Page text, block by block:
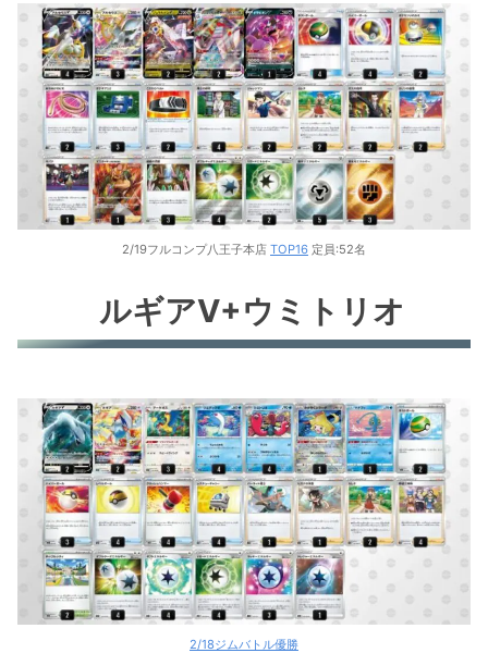
2/19フルコンプ八王子本店 TOP16 定員:52名
ルギアV+ウミトリオ
2/18ジムバトル優勝